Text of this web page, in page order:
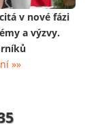
v nové fázi
a výzvy.
»»